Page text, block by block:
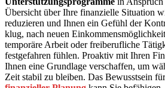
Übersicht über Ihre finanzielle Situation
reduzieren und Ihnen ein Gefühl der
klug, nach neuen
temporäre Arbeit oder freiberufliche
festgefahren fühlen. Proaktiv mit Ihren
Ihnen eine Grundlage verschaffen, um
Zeit stabil zu bleiben. Das Bewusstsein